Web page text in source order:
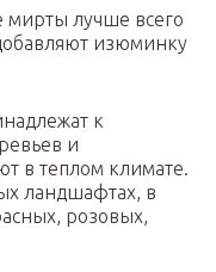
лучше всего
изюминку
к
и
в теплом климате.
ландшафтах, в
розовых,